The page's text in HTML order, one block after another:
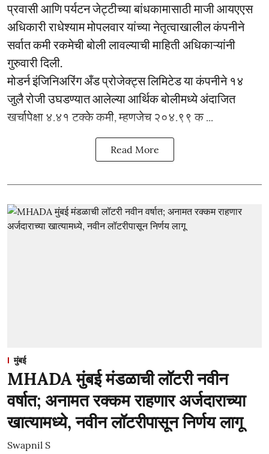
प्रवासी आणि पर्यटन जेट्टीच्या बांधकामासाठी माजी आयएएस
अधिकारी राधेश्याम मोपलवार यांच्या नेतृत्वाखालील कंपनीने
सर्वात कमी रकमेची बोली लावल्याची माहिती अधिकाऱ्यांनी
गुरुवारी दिली.
मोडर्न इंजिनिअरिंग अँड प्रोजेक्ट्स लिमिटेड या कंपनीने १४
जुलै रोजी उघडण्यात आलेल्या आर्थिक बोलीमध्ये अंदाजित
खर्चापेक्षा ४.४१ टक्के कमी, म्हणजेच २०४.९९ क ...
Read More
मुंबई
MHADA मुंबई मंडळाची लॉटरी नवीन
वर्षात; अनामत रक्कम राहणार अर्जदाराच्या
खात्यामध्ये, नवीन लॉटरीपासून निर्णय लागू
Swapnil S